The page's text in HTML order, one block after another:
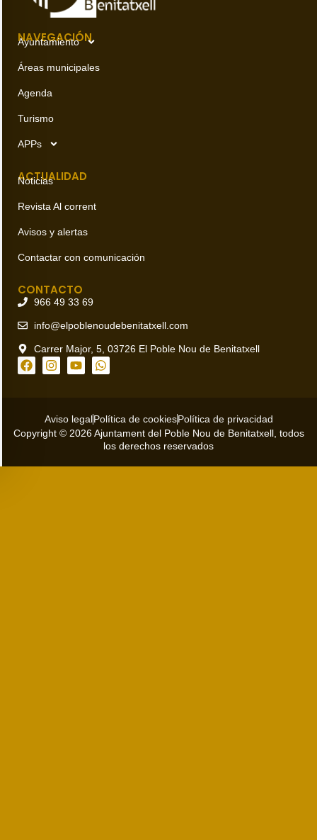
NAVEGACIÓN
Ayuntamiento
Áreas municipales
Agenda
Turismo
APPs
ACTUALIDAD
Noticias
Revista Al corrent
Avisos y alertas
Contactar con comunicación
CONTACTO
966 49 33 69
info@elpoblenoudebenitatxell.com
Carrer Major, 5, 03726 El Poble Nou de Benitatxell
Aviso legalPolítica de cookiesPolítica de privacidad
Copyright © 2026 Ajuntament del Poble Nou de Benitatxell, todos
los derechos reservados